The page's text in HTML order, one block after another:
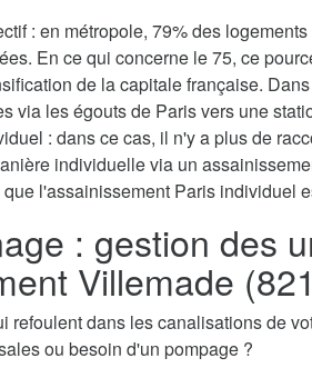
: en métropole, 79% des
En ce qui concerne le 75, ce
de la capitale française.
via les égouts de Paris vers une
: dans ce cas, il n'y a plus de
individuelle via un
l'assainissement Paris individuel
: gestion des
Villemade
refoulent dans les canalisations de
ou besoin d'un pompage ?